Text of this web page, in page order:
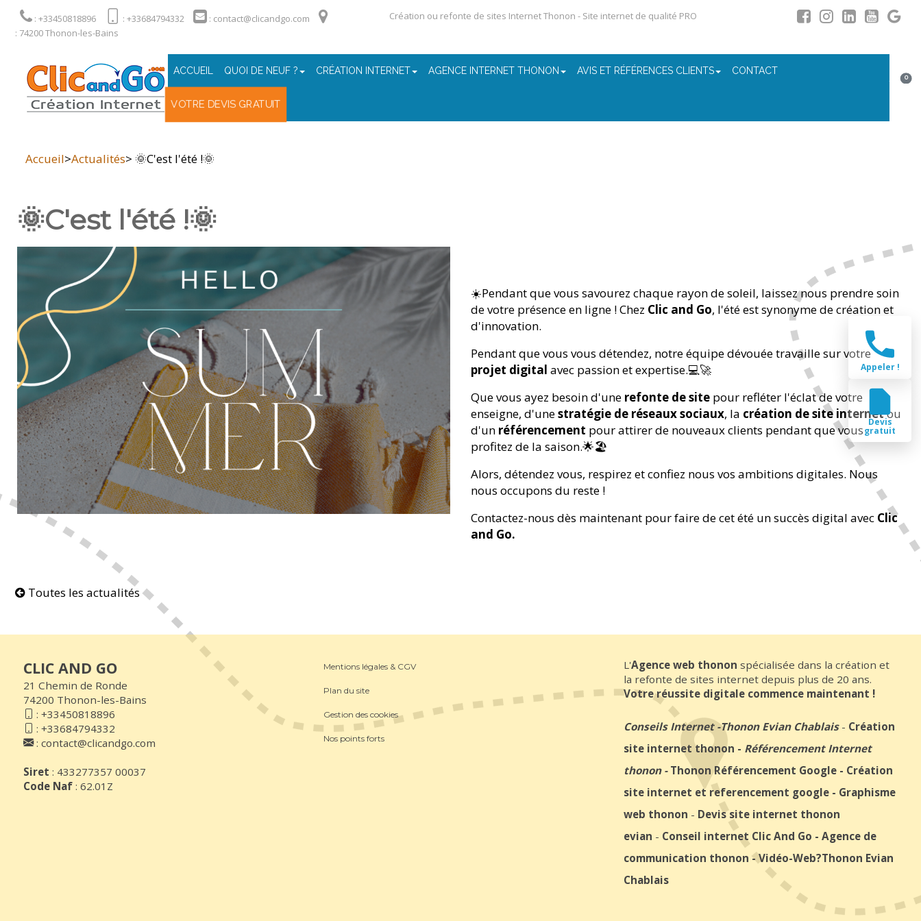
: +33450818896 : +33684794332
: contact@clicandgo.com
: 74200 Thonon-les-Bains
Création ou refonte de sites Internet Thonon - Site internet de qualité PRO
ACCUEIL QUOI DE NEUF ? CRÉATION INTERNET AGENCE INTERNET THONON AVIS ET RÉFÉRENCES CLIENTS CONTACT
VOTRE DEVIS GRATUIT
0
Accueil>Actualités> 🌞C'est l'été !🌞
🌞C'est l'été !🌞
☀️Pendant que vous savourez chaque rayon de soleil, laissez nous prendre soin
de votre présence en ligne ! Chez Clic and Go, l'été est synonyme de création et
d'innovation.
Pendant que vous vous détendez, notre équipe dévouée travaille sur votre
projet digital avec passion et expertise.💻🚀
Que vous ayez besoin d'une refonte de site pour refléter l'éclat de votre
enseigne, d'unestratégie de réseaux sociaux, la création de site internetou
d'un référencement pour attirer de nouveaux clients pendant que vous
profitez de la saison.🌟🏖️
Alors, détendez vous, respirez et confiez nous vos ambitions digitales. Nous
nous occupons du reste !
Contactez-nous dès maintenant pour faire de cet été un succès digital avec Clic
and Go.
Toutes les actualités
CLIC AND GO
21 Chemin de Ronde
74200 Thonon-les-Bains
: +33450818896
: +33684794332
: contact@clicandgo.com
Siret : 433277357 00037
Code Naf : 62.01Z
Mentions légales & CGV
Plan du site
Gestion des cookies
Nos points forts
L'Agence web thonon spécialisée dans la création et
la refonte de sites internet depuis plus de 20 ans.
Votre réussite digitale commence maintenant !
Conseils Internet-Thonon Evian Chablais- Création
site internet thonon - Référencement Internet
thonon- Thonon Référencement Google - Création
site internet et referencement google - Graphisme
web thonon - Devis site internet thonon
evian - Conseil internet Clic And Go - Agence de
communication thonon -Vidéo-Web?Thonon Evian
Chablais
Appeler !
Devis
gratuit